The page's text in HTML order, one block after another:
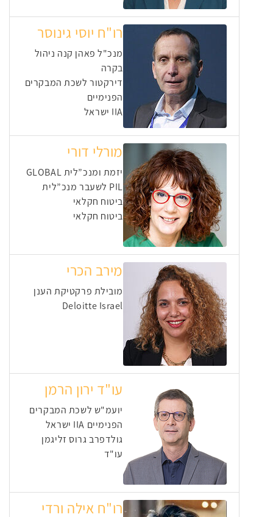
רו"ח יוסי גינוסר
מנכ"ל פאהן קנה ניהול
בקרה
דירקטור לשכת המבקרים
הפנימיים
IIA ישראל
מורלי דורי
יזמת ומנכ”לית GLOBAL
PIL לשעבר מנכ”לית
ביטוח חקלאי
ביטוח חקלאי
מירב הכרי
מובילת פרקטיקת הענן
Deloitte Israel
עו"ד ירון הרמן
יועמ"ש לשכת המבקרים
הפנימיים IIA ישראל
גולדפרב גרוס זליגמן
עו"ד
רו"ח אילה ורדי